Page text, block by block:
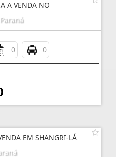
A VENDA NO
0 0
EM SHANGRI-LÁ